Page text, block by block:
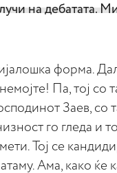
на дебатата.
форма.
Па, тој со
Заев, со
го гледа и
Тој се
Ама, како ќе